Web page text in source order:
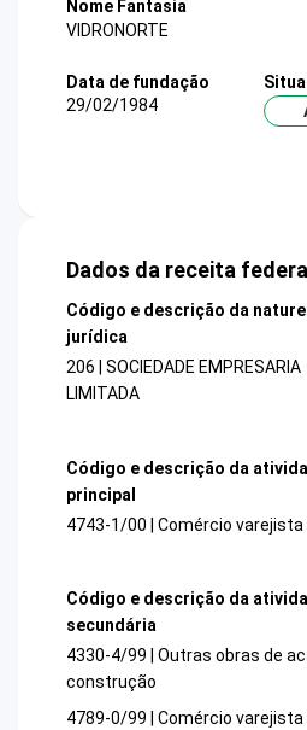
Nome Fantasia
VIDRONORTE
Data de fundação
29/02/1984
Dados da receita federal
Código e descrição da
jurídica
206 | SOCIEDADE EMPRESARIA
LIMITADA
Código e descrição da
principal
4743-1/00 | Comércio varejista
Código e descrição da
secundária
4330-4/99 | Outras obras de
construção
4789-0/99 | Comércio